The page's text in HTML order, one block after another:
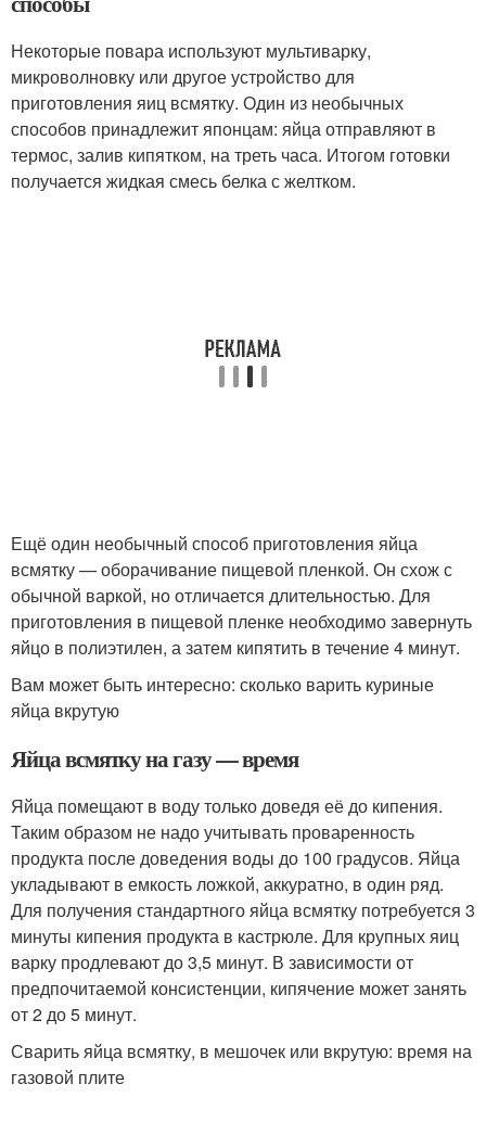
Некоторые повара используют мультиварку,
микроволновку или другое устройство для
приготовления яиц всмятку. Один из необычных
способов принадлежит японцам: яйца отправляют в
термос, залив кипятком, на треть часа. Итогом готовки
получается жидкая смесь белка с желтком.
Ещё один необычный способ приготовления яйца
всмятку — оборачивание пищевой пленкой. Он схож с
обычной варкой, но отличается длительностью. Для
приготовления в пищевой пленке необходимо завернуть
яйцо в полиэтилен, а затем кипятить в течение 4 минут.
Вам может быть интересно: сколько варить куриные
яйца вкрутую
Яйца всмятку на газу — время
Яйца помещают в воду только доведя её до кипения.
Таким образом не надо учитывать проваренность
продукта после доведения воды до 100 градусов. Яйца
укладывают в емкость ложкой, аккуратно, в один ряд.
Для получения стандартного яйца всмятку потребуется 3
минуты кипения продукта в кастрюле. Для крупных яиц
варку продлевают до 3,5 минут. В зависимости от
предпочитаемой консистенции, кипячение может занять
от 2 до 5 минут.
Сварить яйца всмятку, в мешочек или вкрутую: время на
газовой плите